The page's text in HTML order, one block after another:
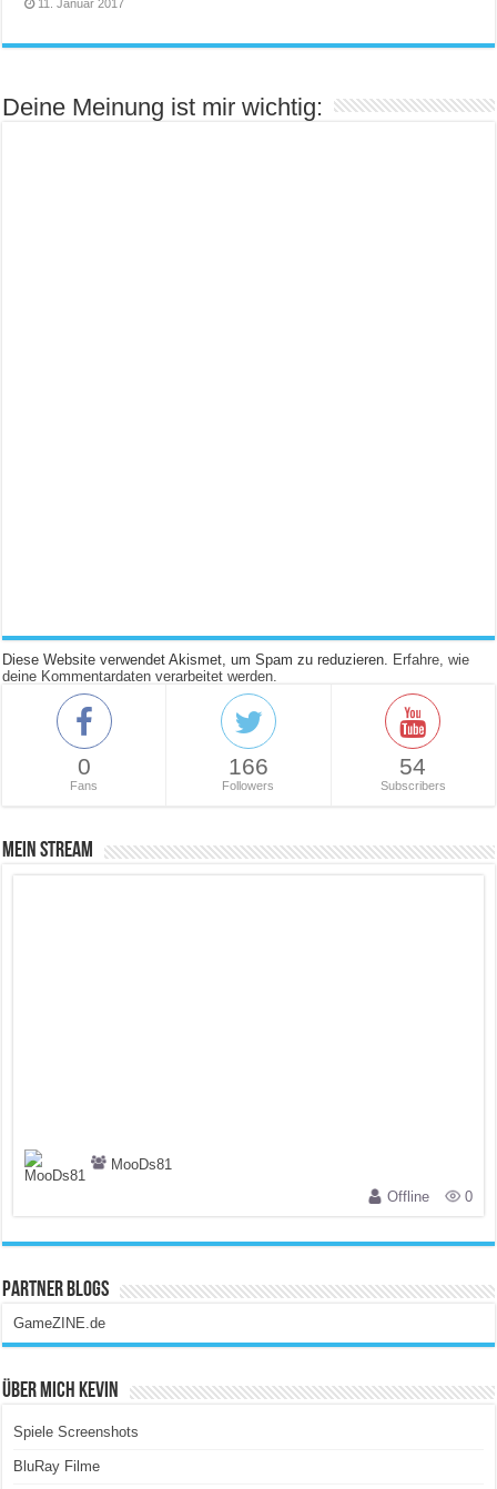
11. Januar 2017
Deine Meinung ist mir wichtig:
Diese Website verwendet Akismet, um Spam zu reduzieren. Erfahre, wie
deine Kommentardaten verarbeitet werden.
0
Fans
166
Followers
54
Subscribers
Mein Stream
MooDs81
Offline
0
Partner Blogs
GameZINE.de
Über Mich Kevin
Spiele Screenshots
BluRay Filme